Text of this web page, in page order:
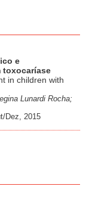
e
toxocaríase
in children with
Lunardi Rocha;
Dez, 2015